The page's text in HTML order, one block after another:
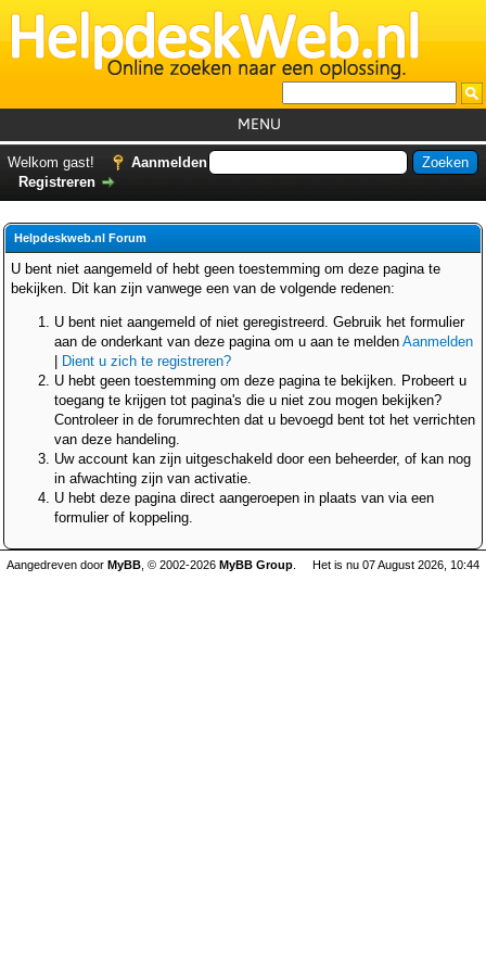
MENU
Helpdesks
Forum
Welkom gast!
Aanmelden
Registreren
Helpdeskweb.nl Forum
U bent niet aangemeld of hebt geen toestemming om deze pagina te
bekijken. Dit kan zijn vanwege een van de volgende redenen:
U bent niet aangemeld of niet geregistreerd. Gebruik het formulier
aan de onderkant van deze pagina om u aan te melden Aanmelden
Dient u zich te registreren?
U hebt geen toestemming om deze pagina te bekijken. Probeert u
toegang te krijgen tot pagina's die u niet zou mogen bekijken?
Controleer in de forumrechten dat u bevoegd bent tot het verrichten
van deze handeling.
Uw account kan zijn uitgeschakeld door een beheerder, of kan nog
in afwachting zijn van activatie.
U hebt deze pagina direct aangeroepen in plaats van via een
formulier of koppeling.
Het is nu 07 August 2026, 10:44
Aangedreven door MyBB , © 2002-2026 MyBB Group